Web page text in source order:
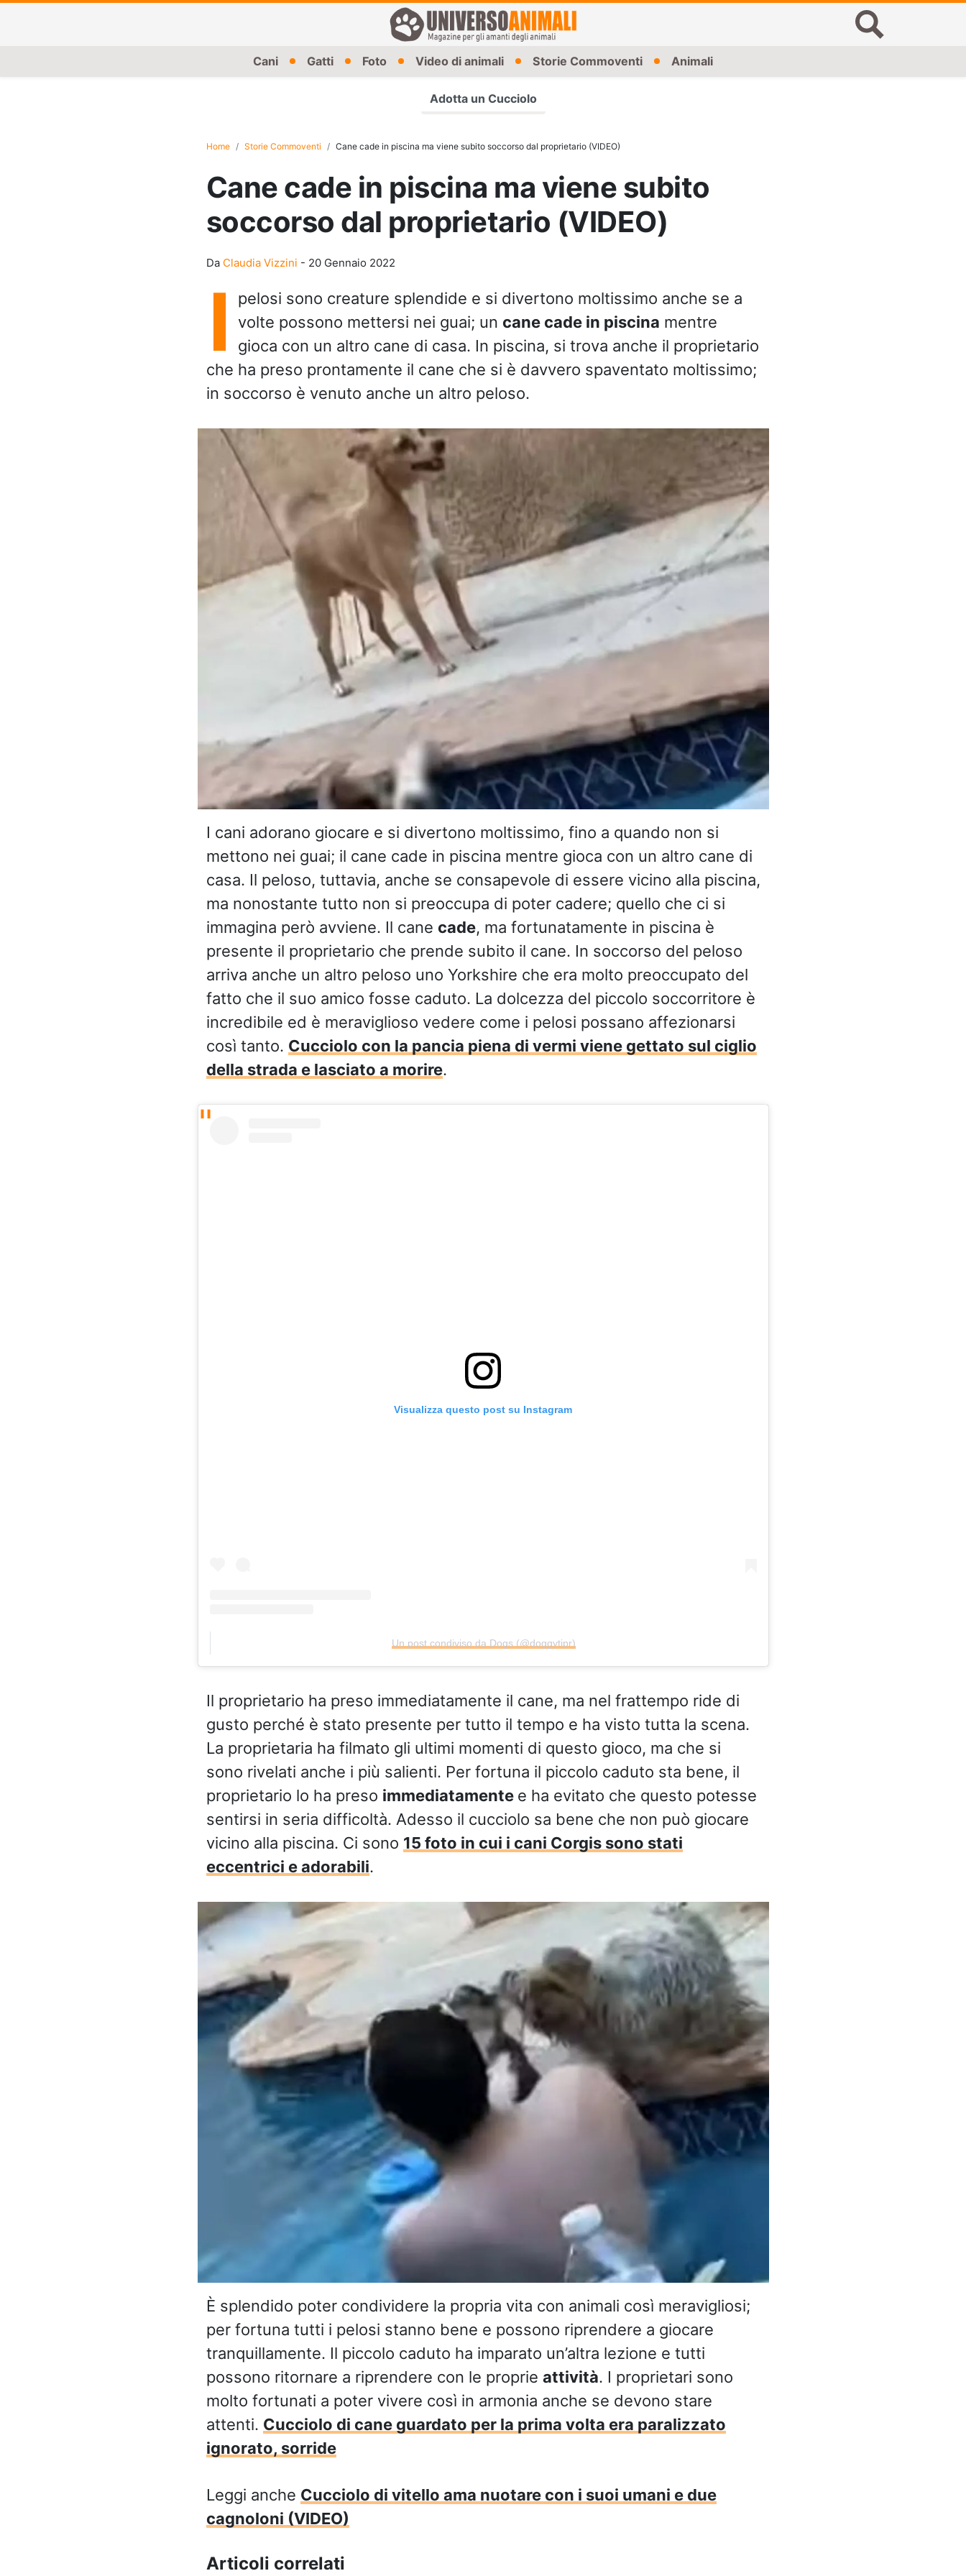
Cani Gatti Foto Video di animali Storie Commoventi Animali
Adotta un Cucciolo
Home Storie Commoventi Cane cade in piscina ma viene subito soccorso dal proprietario (VIDEO)
Cane cade in piscina ma viene subito
soccorso dal proprietario (VIDEO)
Da Claudia Vizzini - 20 Gennaio 2022
I
pelosi sono creature splendide e si divertono moltissimo anche se a
volte possono mettersi nei guai; un cane cade in piscina mentre
gioca con un altro cane di casa. In piscina, si trova anche il proprietario
che ha preso prontamente il cane che si è davvero spaventato moltissimo;
in soccorso è venuto anche un altro peloso.
I cani adorano giocare e si divertono moltissimo, fino a quando non si
mettono nei guai; il cane cade in piscina mentre gioca con un altro cane di
casa. Il peloso, tuttavia, anche se consapevole di essere vicino alla piscina,
ma nonostante tutto non si preoccupa di poter cadere; quello che ci si
immagina però avviene. Il cane cade, ma fortunatamente in piscina è
presente il proprietario che prende subito il cane. In soccorso del peloso
arriva anche un altro peloso uno Yorkshire che era molto preoccupato del
fatto che il suo amico fosse caduto. La dolcezza del piccolo soccorritore è
incredibile ed è meraviglioso vedere come i pelosi possano affezionarsi
così tanto. Cucciolo con la pancia piena di vermi viene gettato sul ciglio
della strada e lasciato a morire.
Visualizza questo post su Instagram
Un post condiviso da Dogs (@doggytipr)
Il proprietario ha preso immediatamente il cane, ma nel frattempo ride di
gusto perché è stato presente per tutto il tempo e ha visto tutta la scena.
La proprietaria ha filmato gli ultimi momenti di questo gioco, ma che si
sono rivelati anche i più salienti. Per fortuna il piccolo caduto sta bene, il
proprietario lo ha preso immediatamente e ha evitato che questo potesse
sentirsi in seria difficoltà. Adesso il cucciolo sa bene che non può giocare
vicino alla piscina. Ci sono 15 foto in cui i cani Corgis sono stati
eccentrici e adorabili.
È splendido poter condividere la propria vita con animali così meravigliosi;
per fortuna tutti i pelosi stanno bene e possono riprendere a giocare
tranquillamente. Il piccolo caduto ha imparato un’altra lezione e tutti
possono ritornare a riprendere con le proprie attività. I proprietari sono
molto fortunati a poter vivere così in armonia anche se devono stare
attenti. Cucciolo di cane guardato per la prima volta era paralizzato
ignorato, sorride
Leggi anche Cucciolo di vitello ama nuotare con i suoi umani e due
cagnoloni (VIDEO)
Articoli correlati